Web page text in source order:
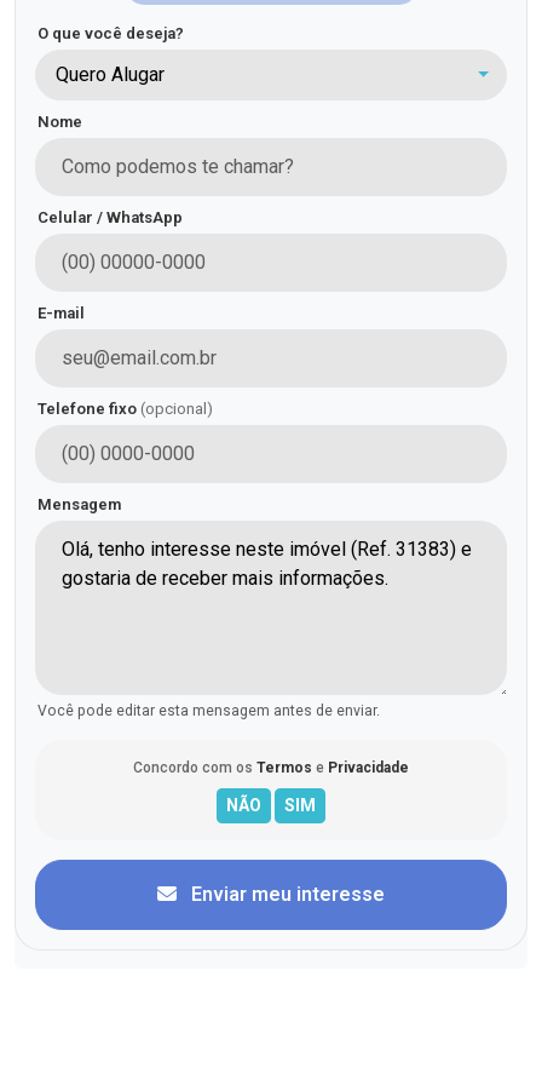
O que você deseja?
Quero Alugar
Nome
Celular / WhatsApp
E-mail
Telefone fixo (opcional)
Mensagem
Você pode editar esta mensagem antes de enviar.
Concordo com os Termos e Privacidade
Enviar meu interesse